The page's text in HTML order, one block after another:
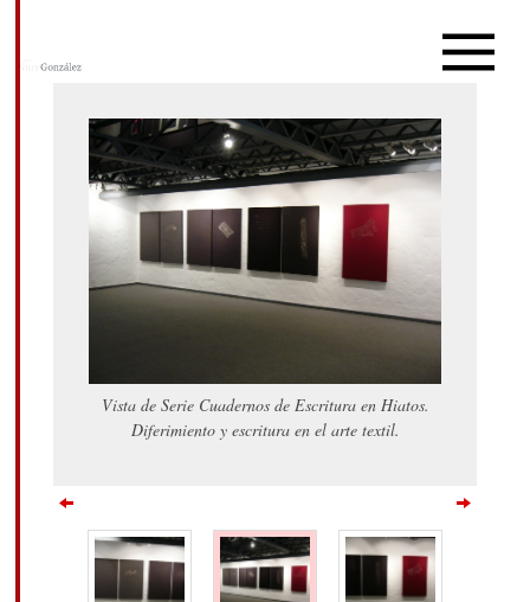
Vista de Serie Cuadernos de Escritura en Hiatos.
Diferimiento y escritura en el arte textil.